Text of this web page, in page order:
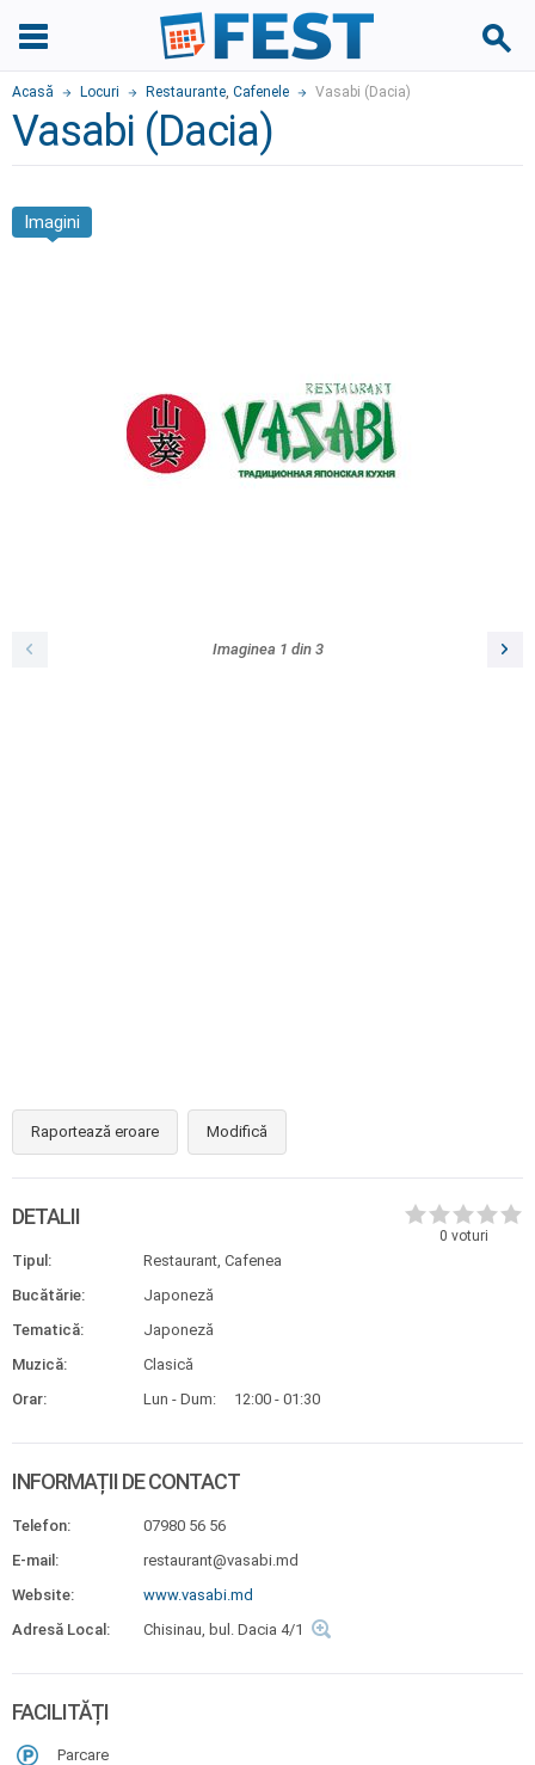
Acasă Locuri Restaurante, Cafenele Vasabi (Dacia)
Vasabi (Dacia)
Imagini
Imaginea 1 din 3
Raportează eroare Modifică
0 voturi
DETALII
Tipul:
Restaurant, Cafenea
Bucătărie:
Japoneză
Tematică:
Japoneză
Muzică:
Clasică
Orar:
Lun - Dum: 12:00 - 01:30
INFORMAȚII DE CONTACT
Telefon:
07980 56 56
E-mail:
restaurant@vasabi.md
Website:
www.vasabi.md
Adresă Local:
Chisinau, bul. Dacia 4/1
FACILITĂȚI
Parcare